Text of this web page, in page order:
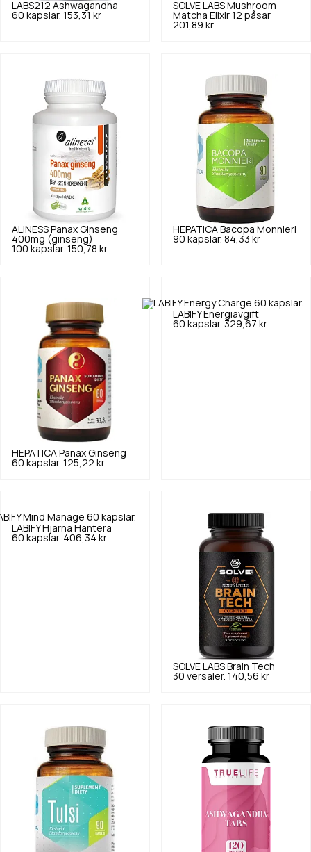
LABS212 Ashwagandha
60 kapslar. 153,31 kr
SOLVE LABS Mushroom
Matcha Elixir 12 påsar
201,89 kr
ALINESS Panax Ginseng
400mg (ginseng)
100 kapslar. 150,78 kr
HEPATICA Bacopa Monnieri
90 kapslar. 84,33 kr
HEPATICA Panax Ginseng
60 kapslar. 125,22 kr
LABIFY Energiavgift
60 kapslar. 329,67 kr
LABIFY Hjärna Hantera
60 kapslar. 406,34 kr
SOLVE LABS Brain Tech
30 versaler. 140,56 kr